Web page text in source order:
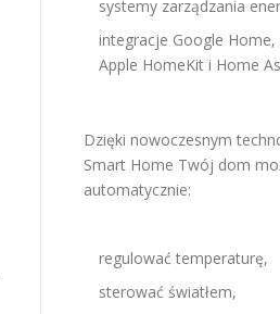
systemy zarządzania
integracje Google Home,
Apple HomeKit i Home
Dzięki nowoczesnym
Smart Home Twój dom
automatycznie:
regulować temperaturę,
sterować światłem,